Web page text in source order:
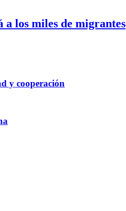
los miles de migrantes
y cooperación